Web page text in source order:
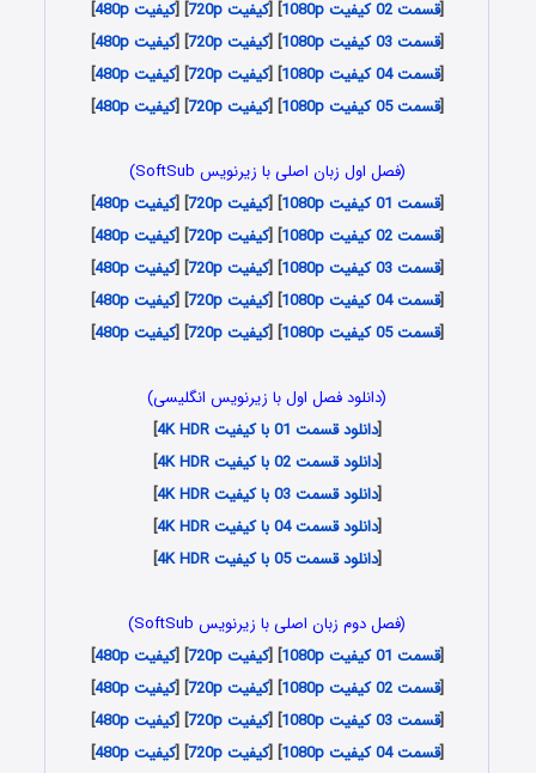
[قسمت 02 کیفیت 1080p ] [کیفیت 720p ] [کیفیت 480p
]
[قسمت 03 کیفیت 1080p ] [کیفیت 720p ] [کیفیت 480p
]
[قسمت 04 کیفیت 1080p ] [کیفیت 720p ] [کیفیت 480p
]
[قسمت 05 کیفیت 1080p ] [کیفیت 720p ] [کیفیت 480p ]
(فصل اول زبان اصلی با زیرنویس SoftSub)
[قسمت 01 کیفیت 1080p ] [کیفیت 720p ] [کیفیت 480p
]
[قسمت 02 کیفیت 1080p ] [کیفیت 720p ] [کیفیت 480p
]
[قسمت 03 کیفیت 1080p ] [کیفیت 720p ] [کیفیت 480p
]
[قسمت 04 کیفیت 1080p ] [کیفیت 720p ] [کیفیت 480p
]
[قسمت 05 کیفیت 1080p ] [کیفیت 720p ] [کیفیت 480p ]
(دانلود فصل اول با زیرنویس انگلیسی)
[دانلود قسمت 01 با کیفیت 4K HDR
]
[دانلود قسمت 02 با کیفیت 4K HDR
]
[دانلود قسمت 03 با کیفیت 4K HDR
]
[دانلود قسمت 04 با کیفیت 4K HDR
]
[دانلود قسمت 05 با کیفیت 4K HDR ]
(فصل دوم زبان اصلی با زیرنویس SoftSub)
[قسمت 01 کیفیت 1080p ] [کیفیت 720p ] [کیفیت 480p
]
[قسمت 02 کیفیت 1080p ] [کیفیت 720p ] [کیفیت 480p
]
[قسمت 03 کیفیت 1080p ] [کیفیت 720p ] [کیفیت 480p
]
[قسمت 04 کیفیت 1080p ] [کیفیت 720p ] [کیفیت 480p
]